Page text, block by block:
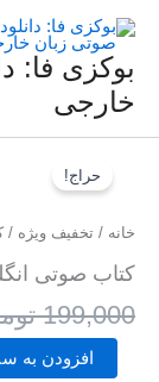
بوکزی فا:
خارجی
حراج!
خانه / تخفیف ویژه /
کتاب صوتی
199,000
صوتی
انگلیسی
جوان
عدد
افزودن به